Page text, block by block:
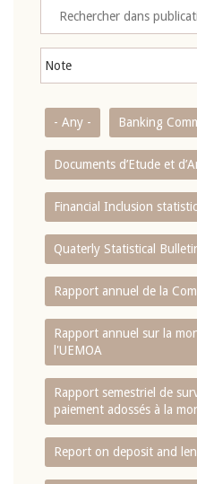
- Any - Banking
Documents d’Etude et
Financial Inclusion
Quaterly Statistical
Rapport annuel de la
Rapport annuel sur la
l'UEMOA
Rapport semestriel de
paiement adossés à la
Report on deposit and